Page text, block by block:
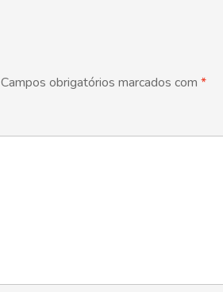
Campos obrigatórios marcados com *